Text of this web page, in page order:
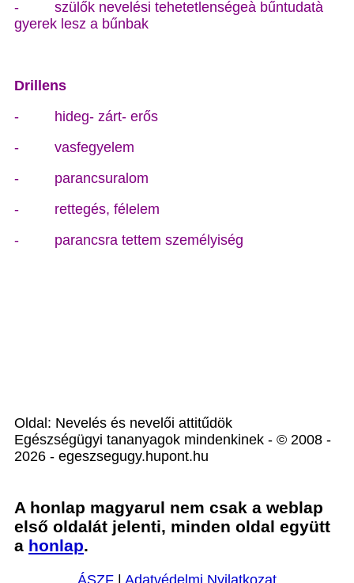
- szülők nevelési tehetetlenségeà bűntudatà
gyerek lesz a bűnbak
Drillens
- hideg- zárt- erős
- vasfegyelem
- parancsuralom
- rettegés, félelem
- parancsra tettem személyiség
Oldal: Nevelés és nevelői attitűdök
Egészségügyi tananyagok mindenkinek - © 2008 -
2026 - egeszsegugy.hupont.hu
A honlap magyarul nem csak a weblap
első oldalát jelenti, minden oldal együtt
a honlap.